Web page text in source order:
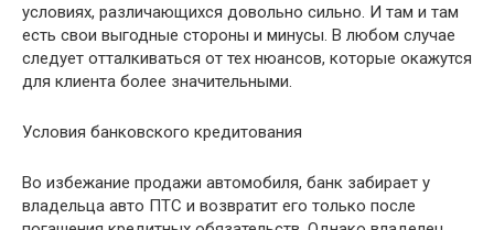
условиях, различающихся довольно сильно. И там и там
есть свои выгодные стороны и минусы. В любом случае
следует отталкиваться от тех нюансов, которые окажутся
для клиента более значительными.
Условия банковского кредитования
Во избежание продажи автомобиля, банк забирает у
владельца авто ПТС и возвратит его только после